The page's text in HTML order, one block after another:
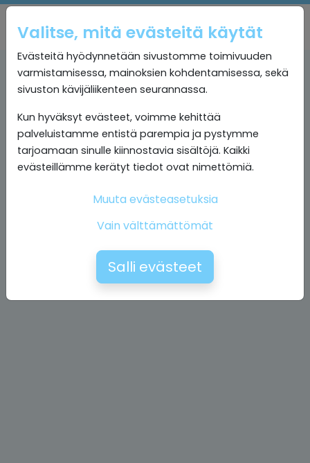
Valitse, mitä evästeitä käytät
Evästeitä hyödynnetään sivustomme toimivuuden
varmistamisessa, mainoksien kohdentamisessa, sekä
sivuston kävijäliikenteen seurannassa.
Kun hyväksyt evästeet, voimme kehittää
palveluistamme entistä parempia ja pystymme
tarjoamaan sinulle kiinnostavia sisältöjä. Kaikki
evästeillämme kerätyt tiedot ovat nimettömiä.
Muuta evästeasetuksia
Vain välttämättömät
Salli evästeet